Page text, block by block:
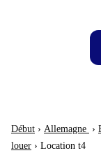
Début › Allemagne ›
louer › Location t4